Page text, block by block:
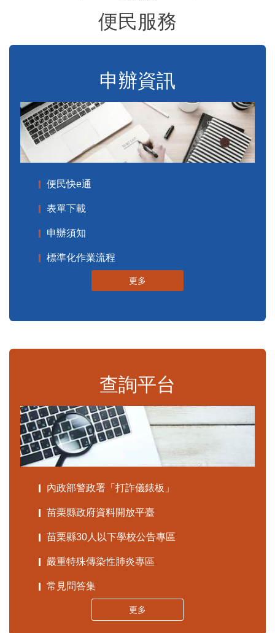
便民服務
申辦資訊
便民快e通
表單下載
申辦須知
標準化作業流程
更多
查詢平台
內政部警政署「打詐儀錶板」
苗栗縣政府資料開放平臺
苗栗縣30人以下學校公告專區
嚴重特殊傳染性肺炎專區
常見問答集
更多